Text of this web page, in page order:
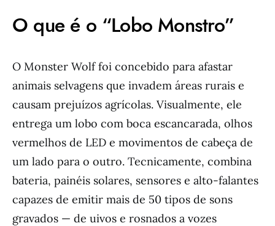
O que é o “Lobo Monstro”
O Monster Wolf foi concebido para afastar
animais selvagens que invadem áreas rurais e
causam prejuízos agrícolas. Visualmente, ele
entrega um lobo com boca escancarada, olhos
vermelhos de LED e movimentos de cabeça de
um lado para o outro. Tecnicamente, combina
bateria, painéis solares, sensores e alto-falantes
capazes de emitir mais de 50 tipos de sons
gravados — de uivos e rosnados a vozes